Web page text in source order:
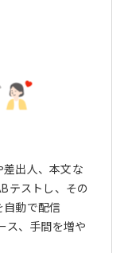
出人、本文な
テストし、その
動で配信
ス、手間を増や